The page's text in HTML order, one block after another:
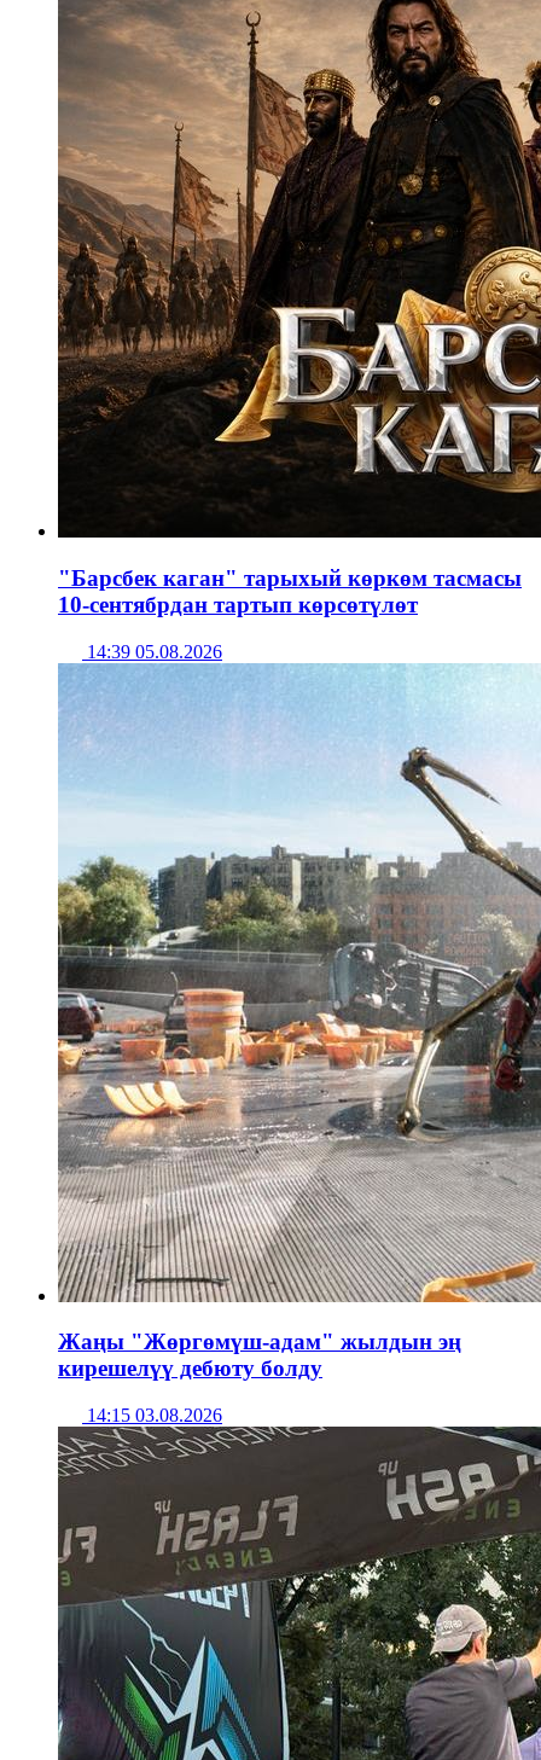
"Барсбек каган" тарыхый көркөм тасмасы
10-сентябрдан тартып көрсөтүлөт
14:39 05.08.2026
Жаңы "Жөргөмүш-адам" жылдын эң
кирешелүү дебюту болду
14:15 03.08.2026